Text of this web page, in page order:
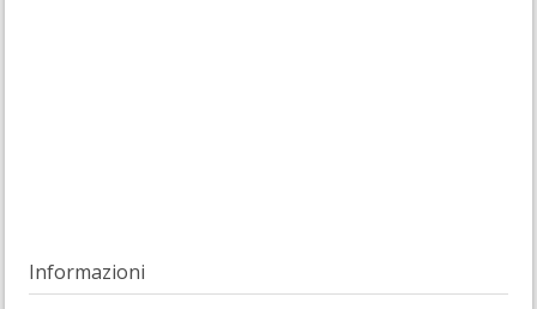
Informazioni